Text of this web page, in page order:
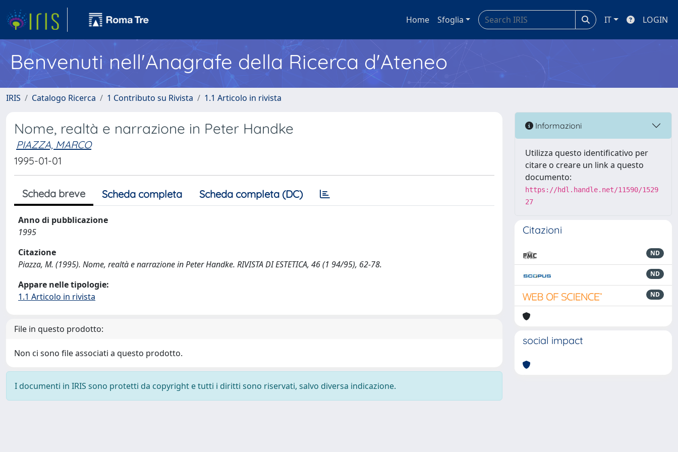
Home Sfoglia IT LOGIN
Benvenuti nell'Anagrafe della Ricerca d'Ateneo
IRIS Catalogo Ricerca 1 Contributo su Rivista 1.1 Articolo in rivista
Nome, realtà e narrazione in Peter Handke
PIAZZA, MARCO
1995-01-01
Scheda breve Scheda completa Scheda completa (DC)
Anno di pubblicazione
1995
Citazione
Piazza, M. (1995). Nome, realtà e narrazione in Peter Handke. RIVISTA DI ESTETICA, 46 (1 94/95), 62-78.
Appare nelle tipologie:
1.1 Articolo in rivista
File in questo prodotto:
Non ci sono file associati a questo prodotto.
I documenti in IRIS sono protetti da copyright e tutti i diritti sono riservati, salvo diversa indicazione.
Informazioni
Utilizza questo identificativo per
citare o creare un link a questo
documento:
https://hdl.handle.net/11590/1529
27
Citazioni
ND
ND
ND
social impact